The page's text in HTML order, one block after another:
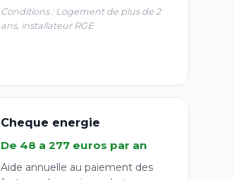
Conditions : Logement de plus de 2
ans, installateur RGE
Cheque energie
De 48 a 277 euros par an
Aide annuelle au paiement des